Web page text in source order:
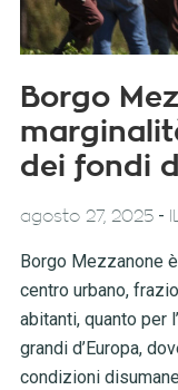
Borgo
dei fondi
agosto 27, 2025-
Borgo Mezzanone
centro urbano,
abitanti, quanto per
grandi d’Europa,
condizioni